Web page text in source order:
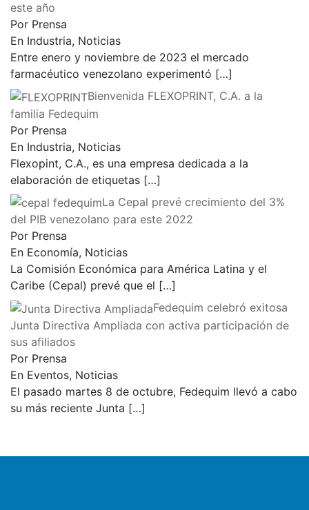
este año
Por Prensa
En Industria, Noticias
Entre enero y noviembre de 2023 el mercado
farmacéutico venezolano experimentó […]
Bienvenida FLEXOPRINT, C.A. a la
familia Fedequim
Por Prensa
En Industria, Noticias
Flexopint, C.A., es una empresa dedicada a la
elaboración de etiquetas […]
La Cepal prevé crecimiento del 3%
del PIB venezolano para este 2022
Por Prensa
En Economía, Noticias
La Comisión Económica para América Latina y el
Caribe (Cepal) prevé que el […]
Fedequim celebró exitosa
Junta Directiva Ampliada con activa participación de
sus afiliados
Por Prensa
En Eventos, Noticias
El pasado martes 8 de octubre, Fedequim llevó a cabo
su más reciente Junta […]